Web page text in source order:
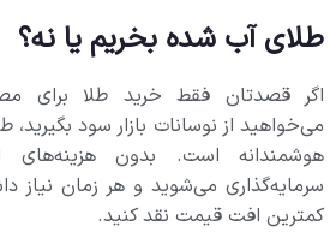
طلای آب‌ شده بخریم یا نه؟
اگر قصدتان فقط خرید طلا
می‌خواهید از نوسانات بازار سود
هوشمندانه‌ است. بدون هزینه‌های
سرمایه‌گذاری می‌شوید و هر زمان نیاز
کمترین افت قیمت نقد کنید.